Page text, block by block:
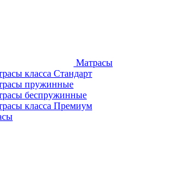
Матрасы
класса Стандарт
пружинные
беспружинные
класса Премиум